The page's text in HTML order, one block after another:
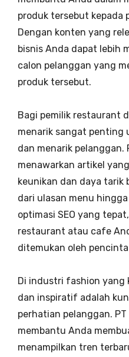
produk tersebut kepada
Dengan konten yang
bisnis Anda dapat lebih
calon pelanggan yang
produk tersebut.
Bagi pemilik restaurant
menarik sangat penting
dan menarik pelanggan.
menawarkan artikel
keunikan dan daya tarik
dari ulasan menu
optimasi SEO yang
restaurant atau cafe
ditemukan oleh
Di industri fashion
dan inspiratif adalah
perhatian pelanggan. PT
membantu Anda
menampilkan tren